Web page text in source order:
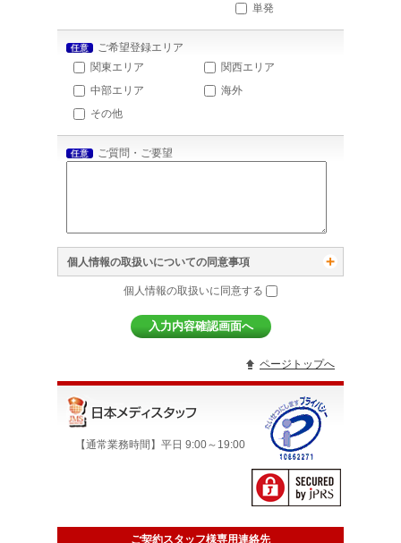
単発
任意
ご希望登録エリア
関東エリア
関西エリア
中部エリア
海外
その他
任意 ご質問・ご要望
個人情報の取扱いについての同意事項
個人情報の取扱いに同意する
ページトップへ
【通常業務時間】平日 9:00～19:00
ご契約スタッフ様専用連絡先